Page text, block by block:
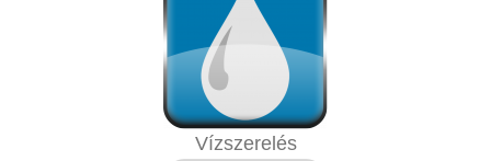
Vízszerelés